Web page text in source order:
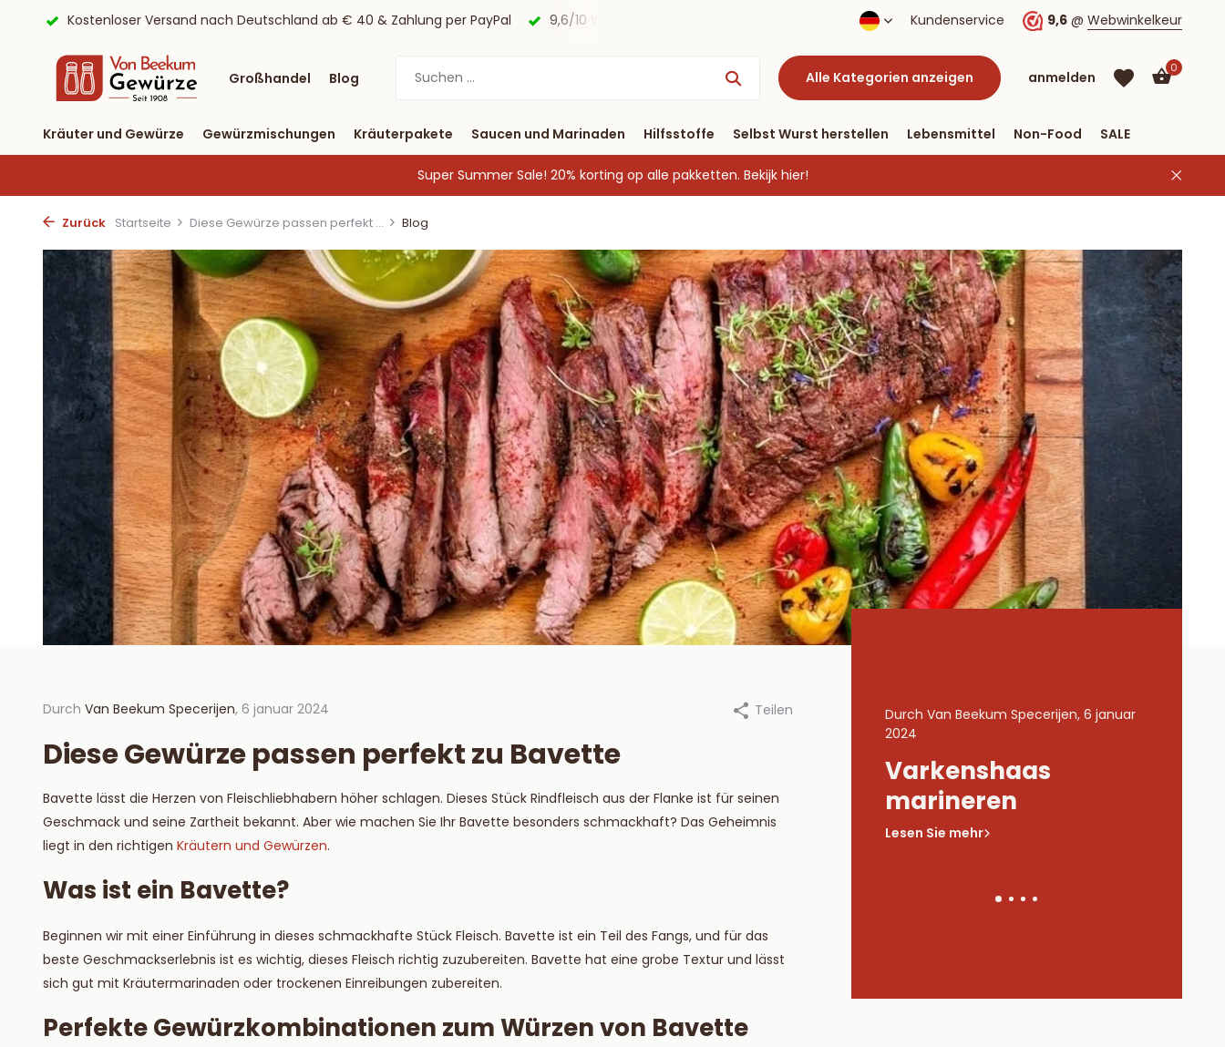
9,6/10 Webwinkelkeur ✔ Lieferung binnen drei Tagen Kostenloser Versand nach Deutschland ab € 40 & Zahlung per PayPalKundenservice 9,6 @ Webwinkelkeur
Großhandel Blog Alle Kategorien anzeigen anmelden
Benutzerkonto
anlegen
Benutzerkonto
anlegen
0
Kräuter und Gewürze Gewürzmischungen Kräuterpakete Saucen und Marinaden Hilfsstoffe Selbst Wurst herstellen Lebensmittel Non-Food SALE
Super Summer Sale! 20% korting op alle pakketten. Bekijk hier!
Zurück Startseite Diese Gewürze passen perfekt ... Blog
Durch Van Beekum Specerijen, 6 januar 2024 Teilen
Diese Gewürze passen perfekt zu Bavette
Bavette lässt die Herzen von Fleischliebhabern höher schlagen. Dieses Stück Rindfleisch aus der Flanke ist für seinen
Geschmack und seine Zartheit bekannt. Aber wie machen Sie Ihr Bavette besonders schmackhaft? Das Geheimnis
liegt in den richtigen Kräutern und Gewürzen.
Was ist ein Bavette?
Beginnen wir mit einer Einführung in dieses schmackhafte Stück Fleisch. Bavette ist ein Teil des Fangs, und für das
beste Geschmackserlebnis ist es wichtig, dieses Fleisch richtig zuzubereiten. Bavette hat eine grobe Textur und lässt
sich gut mit Kräutermarinaden oder trockenen Einreibungen zubereiten.
Perfekte Gewürzkombinationen zum Würzen von Bavette
Hoe steek je een
houtskool BBQ aan?
Durch Van Beekum Specerijen, 6 januar
Marinaden für Lachs
Durch Van Beekum Specerijen, 6 januar
2024
Varkenshaas
marineren
Lesen Sie mehr